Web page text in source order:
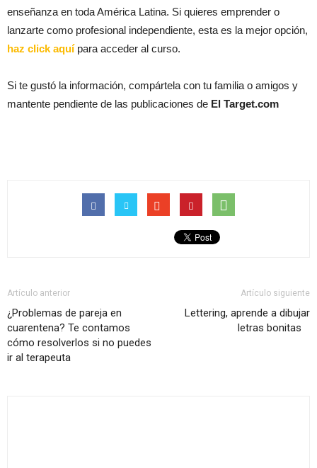
enseñanza en toda América Latina. Si quieres emprender o
lanzarte como profesional independiente, esta es la mejor opción,
haz click aquí para acceder al curso.
Si te gustó la información, compártela con tu familia o amigos y
mantente pendiente de las publicaciones de El Target.com
Artículo anterior
¿Problemas de pareja en
cuarentena? Te contamos
cómo resolverlos si no puedes
ir al terapeuta
Artículo siguiente
Lettering, aprende a dibujar
letras bonitas